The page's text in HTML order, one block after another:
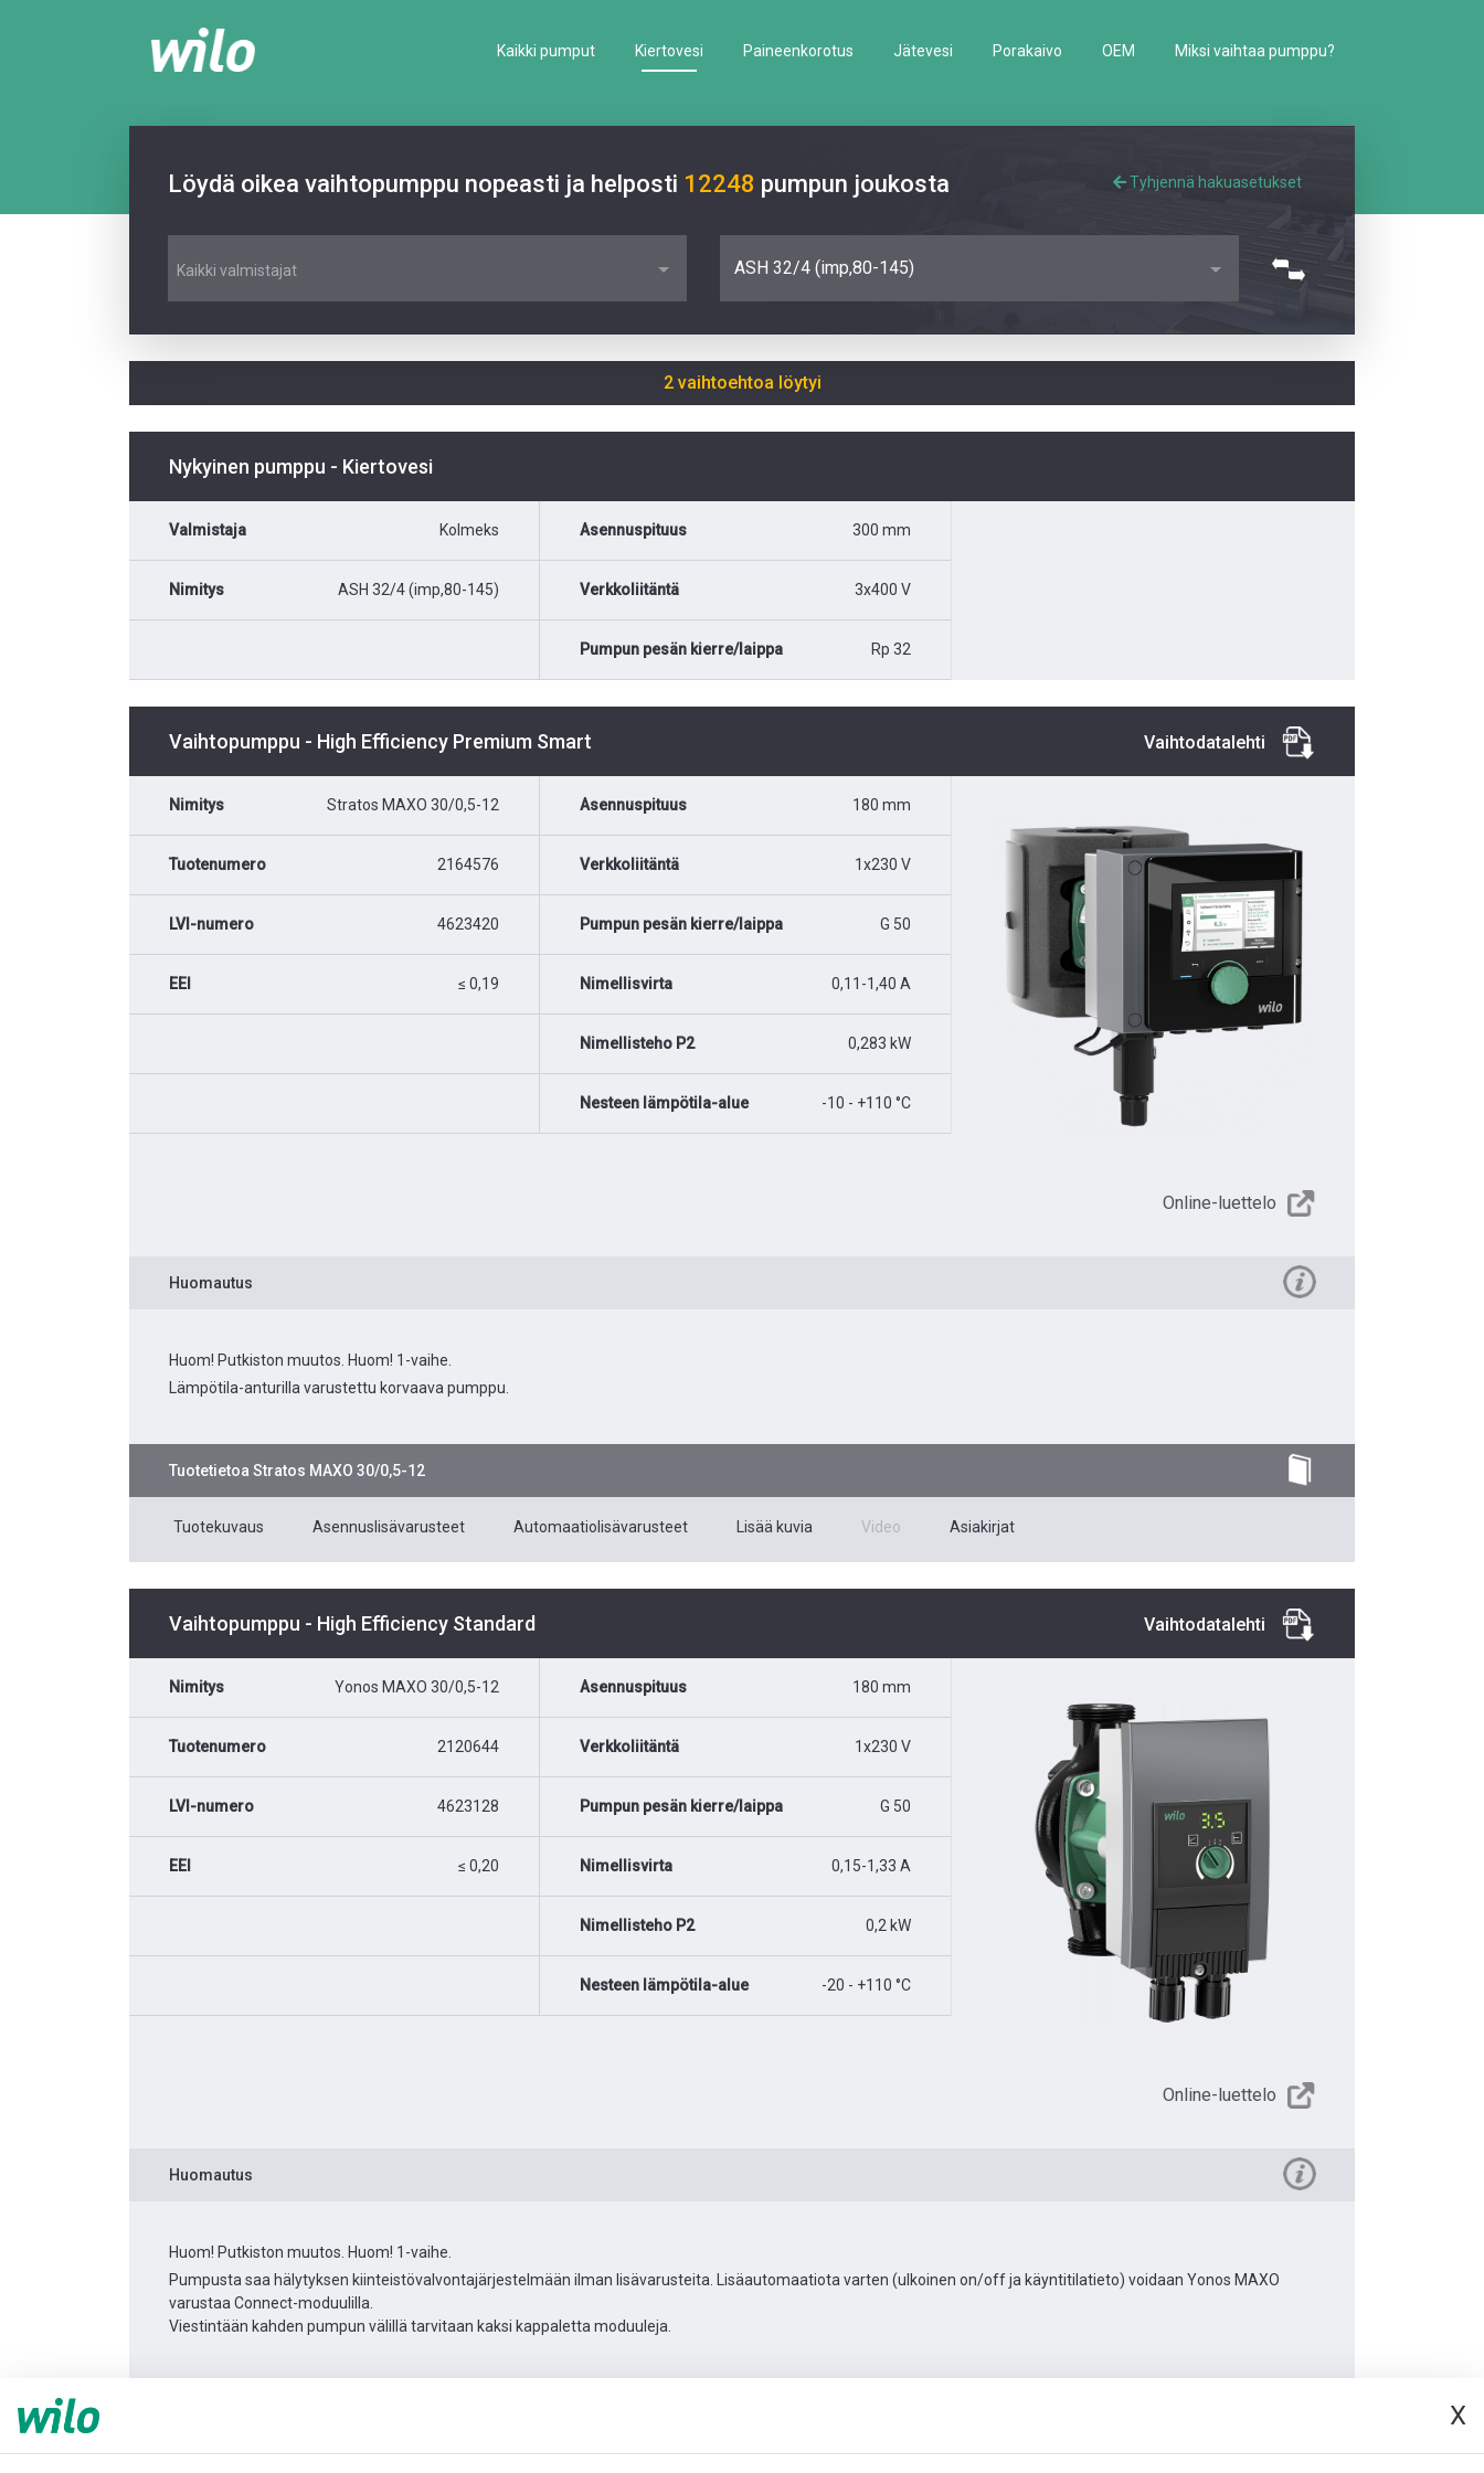
X
Kaikki pumput Kiertovesi Paineenkorotus Jätevesi Porakaivo OEM Miksi vaihtaa pumppu?
Löydä oikea vaihtopumppu nopeasti ja helposti 12248 pumpun joukosta Tyhjennä hakuasetukset
Kaikki valmistajat ASH 32/4 (imp,80-145)
2 vaihtoehtoa löytyi
Nykyinen pumppu - Kiertovesi
Valmistaja Kolmeks
Nimitys ASH 32/4 (imp,80-145)
Asennuspituus 300 mm
Verkkoliitäntä 3x400 V
Pumpun pesän kierre/laippa Rp 32
Vaihtopumppu - High Efficiency Premium Smart Vaihtodatalehti
Nimitys Stratos MAXO 30/0,5-12
Tuotenumero 2164576
LVI-numero 4623420
EEI ≤ 0,19
Asennuspituus 180 mm
Verkkoliitäntä 1x230 V
Pumpun pesän kierre/laippa G 50
Nimellisvirta 0,11-1,40 A
Nimellisteho P2 0,283 kW
Nesteen lämpötila-alue -10 - +110 °C
Online-luettelo
Huomautus
Huom! Putkiston muutos. Huom! 1-vaihe.
Lämpötila-anturilla varustettu korvaava pumppu.
Tuotetietoa Stratos MAXO 30/0,5-12
Tuotekuvaus Asennuslisävarusteet Automaatiolisävarusteet Lisää kuvia Video Asiakirjat
Vaihtopumppu - High Efficiency Standard Vaihtodatalehti
Nimitys Yonos MAXO 30/0,5-12
Tuotenumero 2120644
LVI-numero 4623128
EEI ≤ 0,20
Asennuspituus 180 mm
Verkkoliitäntä 1x230 V
Pumpun pesän kierre/laippa G 50
Nimellisvirta 0,15-1,33 A
Nimellisteho P2 0,2 kW
Nesteen lämpötila-alue -20 - +110 °C
Online-luettelo
Huomautus
Huom! Putkiston muutos. Huom! 1-vaihe.
Pumpusta saa hälytyksen kiinteistövalvontajärjestelmään ilman lisävarusteita. Lisäautomaatiota varten (ulkoinen on/off ja käyntitilatieto) voidaan Yonos MAXO
varustaa Connect-moduulilla.
Viestintään kahden pumpun välillä tarvitaan kaksi kappaletta moduuleja.